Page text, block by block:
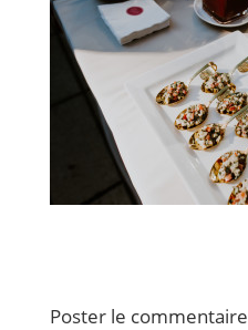
Poster le commentaire